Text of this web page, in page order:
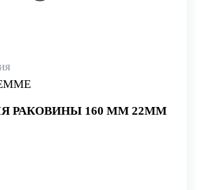
РАКОВИНЫ 160 ММ 22MM